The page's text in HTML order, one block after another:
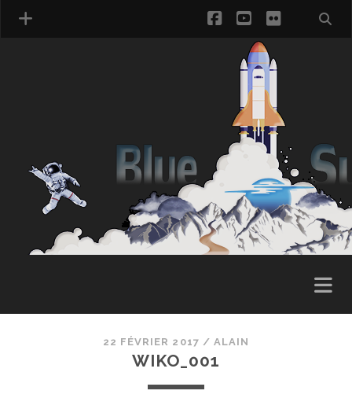
facebook
youtube
flickr
22 FÉVRIER 2017 / ALAIN
WIKO_001